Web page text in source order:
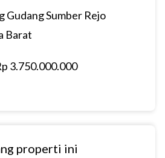
Gudang Sumber Rejo
Barat
3.750.000.000
properti ini